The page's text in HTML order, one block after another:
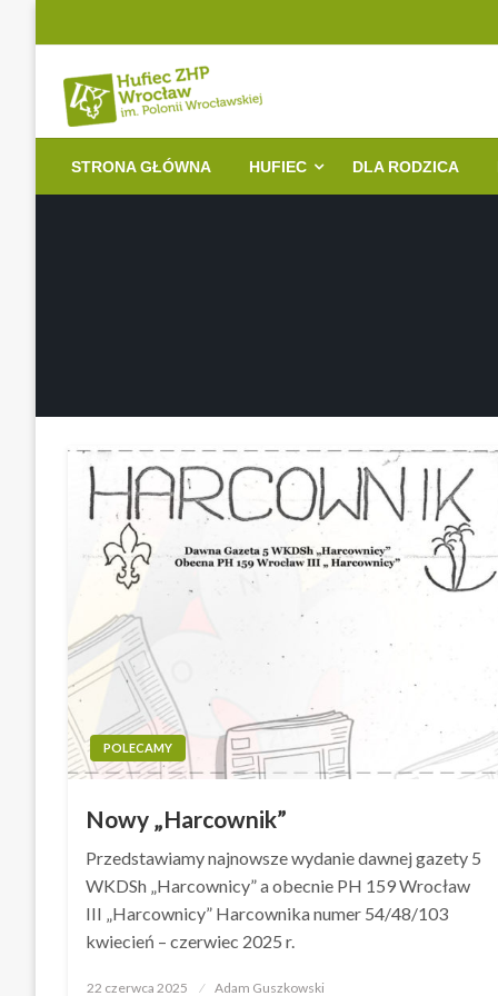
Hufiec ZHP Wrocław
Witryna Hufca ZHP Wrocław im. Polonii Wrocławskiej
STRONA GŁÓWNA HUFIEC DLA RODZICA
POLECAMY
Nowy „Harcownik”
Przedstawiamy najnowsze wydanie dawnej gazety 5
WKDSh „Harcownicy” a obecnie PH 159 Wrocław
III „Harcownicy” Harcownika numer 54/48/103
kwiecień – czerwiec 2025 r.
Opublikowane
22 czerwca 2025 Adam Guszkowski